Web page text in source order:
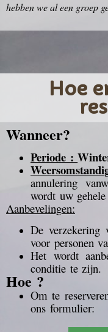
hebben we al een groep
Hoe
Wanneer?
Periode :
annulering
wordt uw
Aanbevelingen:
De verzekering
voor personen
Het wordt
conditie te zijn.
Hoe ?
Om te
ons formulier: